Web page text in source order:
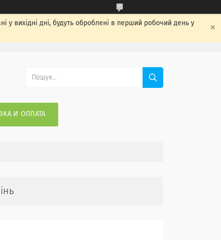
у вихідні дні, будуть оброблені в перший робочий день у
И ОПЛАТА